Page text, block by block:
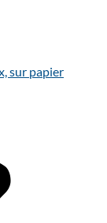
sur papier